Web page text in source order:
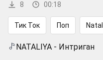
8 00:18
Тик Ток Поп
NATALIYA - Интриган